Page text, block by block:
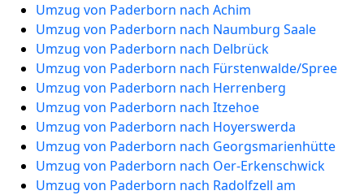
Umzug von Paderborn nach Achim
Umzug von Paderborn nach Naumburg Saale
Umzug von Paderborn nach Delbrück
Umzug von Paderborn nach Fürstenwalde/Spree
Umzug von Paderborn nach Herrenberg
Umzug von Paderborn nach Itzehoe
Umzug von Paderborn nach Hoyerswerda
Umzug von Paderborn nach Georgsmarienhütte
Umzug von Paderborn nach Oer-Erkenschwick
Umzug von Paderborn nach Radolfzell am